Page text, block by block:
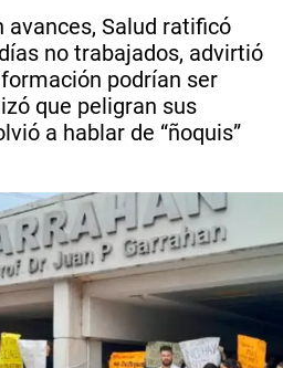
avances, Salud ratificó
no trabajados, advirtió
podrían ser
que peligran sus
a hablar de “ñoquis”